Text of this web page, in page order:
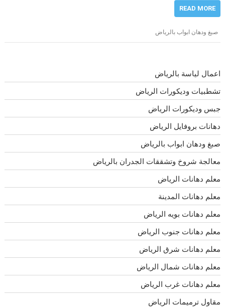
READ MORE
صبغ ودهان ابواب بالرياض
اعمال لياسة بالرياض
تشطبيات وديكورات الرياض
جبس وديكورات الرياض
دهانات بروفايل الرياض
صبغ ودهان ابواب بالرياض
معالجة شروخ وتشققات الجدران بالرياض
معلم دهانات الرياض
معلم دهانات المدينة
معلم دهانات بويه الرياض
معلم دهانات جنوب الرياض
معلم دهانات شرق الرياض
معلم دهانات شمال الرياض
معلم دهانات غرب الرياض
مقاول ترميمات الرياض